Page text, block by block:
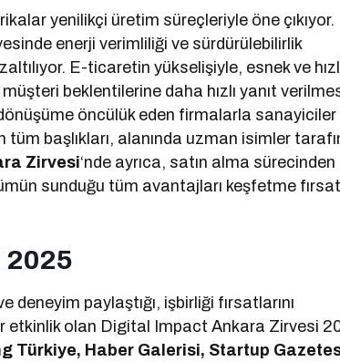
yenilikçi üretim süreçleriyle öne çıkıyor.
enerji verimliliği ve sürdürülebilirlik
E-ticaretin yükselişiyle, esnek ve
beklentilerine daha hızlı yanıt
öncülük eden firmalarla sanayiciler
başlıkları, alanında uzman isimler
Zirvesi‘nde ayrıca, satın alma sürecinden
sunduğu tüm avantajları keşfetme
2025
deneyim paylaştığı, işbirliği fırsatlarını
etkinlik olan Digital Impact Ankara Zirvesi
Türkiye, Haber Galerisi, Startup